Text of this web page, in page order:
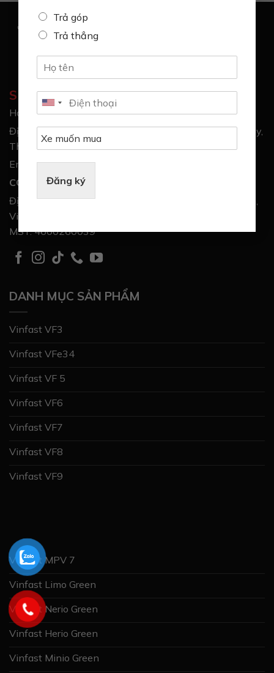
Trả góp
Trả thẳng
Đăng ký
SHOWROOM VINFAST TIMES CITY
Hotline: 0947.405.893
Địa chỉ: T4 Times City, 458 Minh Khai, Phường Vĩnh Tuy,
Thành Phố Hà Nội
Email: anhnv.dvc@gmail.com
CÔNG TY TNHH MINH ĐẠO PHÁT
Địa chỉ trụ sở: Tổ 2 phường Gia Sàng, tỉnh Thái Nguyên,
Việt Nam
MST: 4600260039
DANH MỤC SẢN PHẨM
Vinfast VF3
Vinfast VFe34
Vinfast VF 5
Vinfast VF6
Vinfast VF7
Vinfast VF8
Vinfast VF9
Vinfast MPV 7
Vinfast Limo Green
Vinfast Nerio Green
Vinfast Herio Green
Vinfast Minio Green